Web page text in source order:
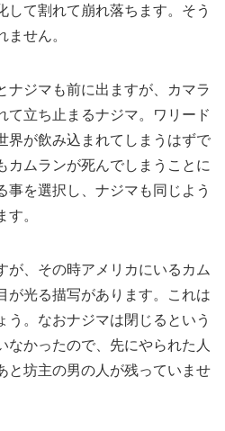
して割れて崩れ落ちます。そう
せん。
ナジマも前に出ますが、カマラ
て立ち止まるナジマ。ワリード
界が飲み込まれてしまうはずで
カムランが死んでしまうことに
事を選択し、ナジマも同じよう
。
が、その時アメリカにいるカム
が光る描写があります。これは
う。なおナジマは閉じるという
なかったので、先にやられた人
と坊主の男の人が残っていませ